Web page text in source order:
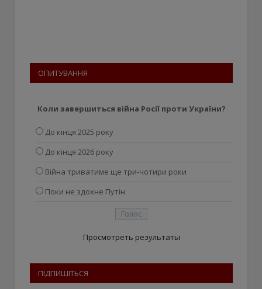
ОПИТУВАННЯ
Коли завершиться війна Росії проти України?
До кінця 2025 року
До кінця 2026 року
Війна триватиме ще три-чотири роки
Поки не здохне Путін
Просмотреть результаты
ПІДПИШІТЬСЯ